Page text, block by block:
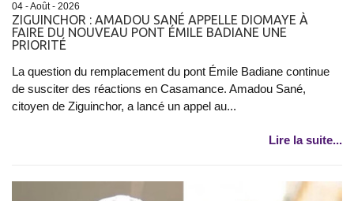
04 - Août - 2026
ZIGUINCHOR : AMADOU SANÉ APPELLE DIOMAYE À
FAIRE DU NOUVEAU PONT ÉMILE BADIANE UNE
PRIORITÉ
La question du remplacement du pont Émile Badiane continue
de susciter des réactions en Casamance. Amadou Sané,
citoyen de Ziguinchor, a lancé un appel au...
Lire la suite...